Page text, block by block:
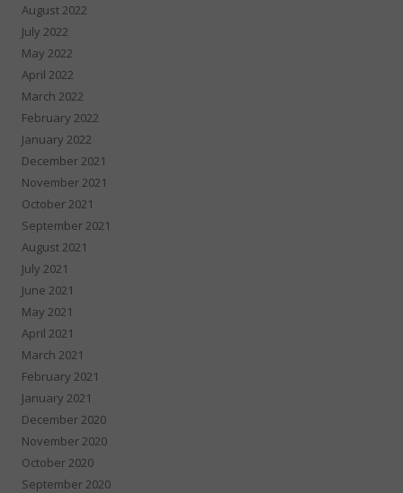
August 2022
July 2022
May 2022
April 2022
March 2022
February 2022
January 2022
December 2021
November 2021
October 2021
September 2021
August 2021
July 2021
June 2021
May 2021
April 2021
March 2021
February 2021
January 2021
December 2020
November 2020
October 2020
September 2020